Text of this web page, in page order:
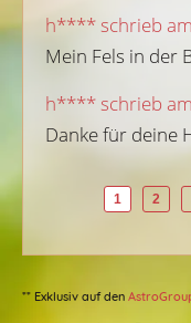
h**** schrieb
Mein Fels in der
h**** schrieb
Danke für deine
1 2
** Exklusiv auf den